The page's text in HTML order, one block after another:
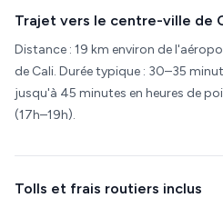
Trajet vers le centre-ville de
Distance : 19 km environ de
de Cali. Durée typique : 30–35
jusqu'à 45 minutes en heures de
(17h–19h).
Tolls et frais routiers inclus